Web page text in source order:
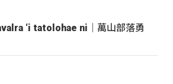
‘i tatolohae ni｜萬山部落勇